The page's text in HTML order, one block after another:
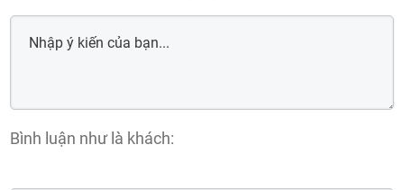
Bình luận như là khách: